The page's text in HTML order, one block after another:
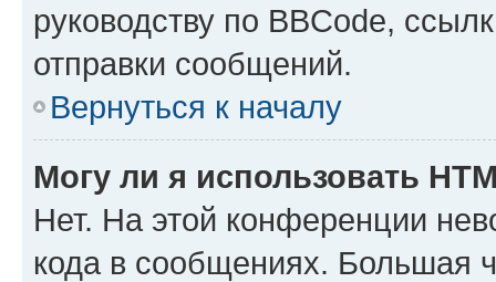
руководству по BBCode,
отправки сообщений.
Вернуться к началу
Могу ли я использовать
Нет. На этой конференции
кода в сообщениях. Большая